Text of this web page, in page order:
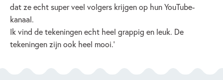
dat ze echt super veel volgers krijgen op hun YouTube-
kanaal.
Ik vind de tekeningen echt heel grappig en leuk. De
tekeningen zijn ook heel mooi.’